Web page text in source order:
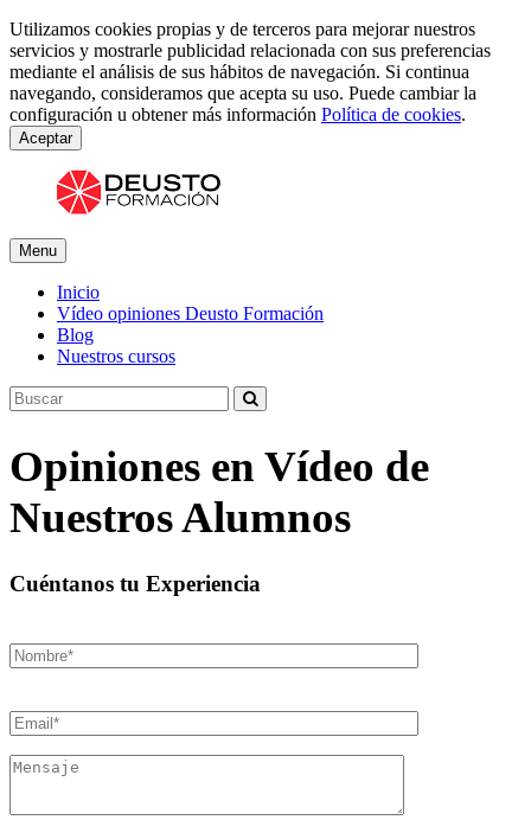
Utilizamos cookies propias y de terceros para mejorar nuestros
servicios y mostrarle publicidad relacionada con sus preferencias
mediante el análisis de sus hábitos de navegación. Si continua
navegando, consideramos que acepta su uso. Puede cambiar la
configuración u obtener más información Política de cookies.
Aceptar
Menu
Inicio
Vídeo opiniones Deusto Formación
Blog
Nuestros cursos
Opiniones en Vídeo de
Nuestros Alumnos
Cuéntanos tu Experiencia